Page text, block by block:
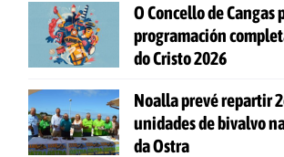
O Concello de Cangas
programación
do Cristo 2026
Noalla prevé repartir
unidades de bivalvo
da Ostra